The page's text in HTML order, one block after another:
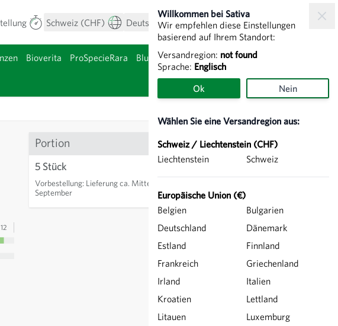
Schweiz (CHF) Deutsch Mein Konto Warenkorb
Bioverita ProSpecieRara
Blumenzwiebeln & Knollen
Willkommen bei Sativa
Wir empfehlen diese Einstellungen
basierend auf Ihrem Standort:
Versandregion: not found
Sprache: Englisch
Ok Nein
Wählen Sie eine Versandregion aus:
Schweiz / Liechtenstein (CHF)
Liechtenstein
Schweiz
Europäische Union (€)
Belgien
Bulgarien
Deutschland
Dänemark
Estland
Finnland
Frankreich
Griechenland
Irland
Italien
Kroatien
Lettland
Litauen
Luxemburg
12
Portion
5 Stück
Vorbestellung: Lieferung ca. Mitte
September
CHF 9.90
Versand